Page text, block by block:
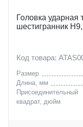
Головка
шестигранник
Код товара:
Размер
Длина, мм
Присоединительный
квадрат, дюйм